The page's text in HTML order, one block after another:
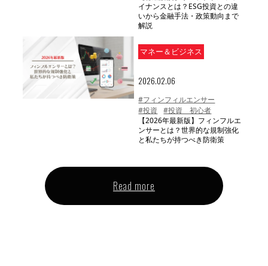
イナンスとは？ESG投資との違
いから金融手法・政策動向まで
解説
マネー＆ビジネス
2026.02.06
#フィンフィルエンサー
#投資
#投資 初心者
【2026年最新版】フィンフルエ
ンサーとは？世界的な規制強化
と私たちが持つべき防衛策
Read more